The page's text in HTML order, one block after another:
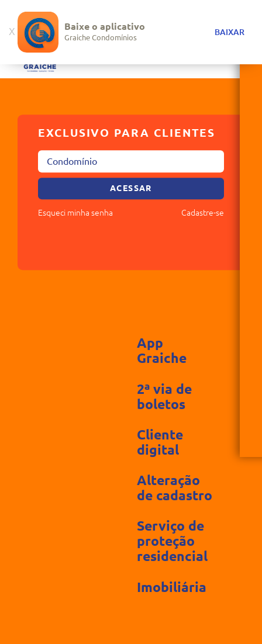
CLIENTE GRAICHE ACESSE SUA CONTA
EXCLUSIVO PARA CLIENTES
ACESSAR
Esqueci minha senha Cadastre-se
App
Graiche
2ª via de
boletos
Cliente
digital
Alteração
de cadastro
Serviço de
proteção
residencial
Imobiliária
X Baixe o aplicativo
Graiche Condomínios
BAIXAR